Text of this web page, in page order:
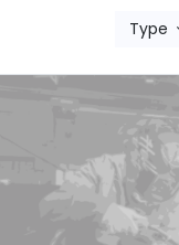
Type